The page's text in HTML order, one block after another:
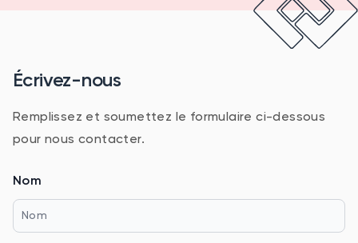
Écrivez-nous
Remplissez et soumettez le formulaire ci-dessous
pour nous contacter.
Nom